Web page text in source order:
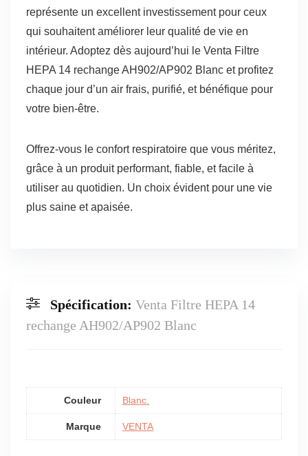
représente un excellent investissement pour ceux
qui souhaitent améliorer leur qualité de vie en
intérieur. Adoptez dès aujourd’hui le Venta Filtre
HEPA 14 rechange AH902/AP902 Blanc et profitez
chaque jour d’un air frais, purifié, et bénéfique pour
votre bien-être.
Offrez-vous le confort respiratoire que vous méritez,
grâce à un produit performant, fiable, et facile à
utiliser au quotidien. Un choix évident pour une vie
plus saine et apaisée.
Spécification: Venta Filtre HEPA 14
rechange AH902/AP902 Blanc
Couleur Blanc.
Marque VENTA